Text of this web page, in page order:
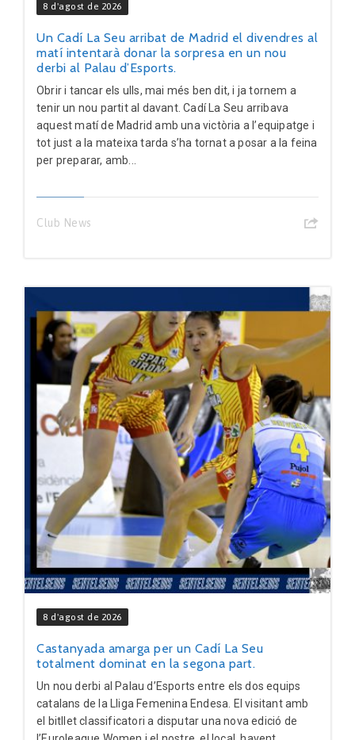
8 d'agost de 2026
Un Cadí La Seu arribat de Madrid el divendres al
matí intentarà donar la sorpresa en un nou
derbi al Palau d’Esports.
Obrir i tancar els ulls, mai més ben dit, i ja tornem a
tenir un nou partit al davant. Cadí La Seu arribava
aquest matí de Madrid amb una victòria a l’equipatge i
tot just a la mateixa tarda s’ha tornat a posar a la feina
per preparar, amb...
Club News
8 d'agost de 2026
Castanyada amarga per un Cadí La Seu
totalment dominat en la segona part.
Un nou derbi al Palau d’Esports entre els dos equips
catalans de la Lliga Femenina Endesa. El visitant amb
el bitllet classificatori a disputar una nova edició de